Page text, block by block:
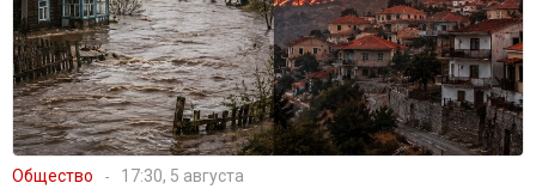
Общество 17:30, 5 августа